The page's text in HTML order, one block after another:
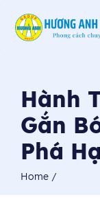
Hành
Gắn
Phá
Home /